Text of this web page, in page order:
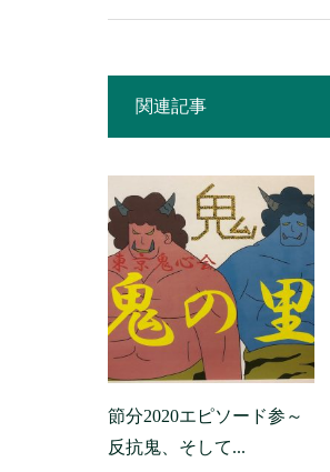
関連記事
節分2020エピソード参～
反抗鬼、そして...